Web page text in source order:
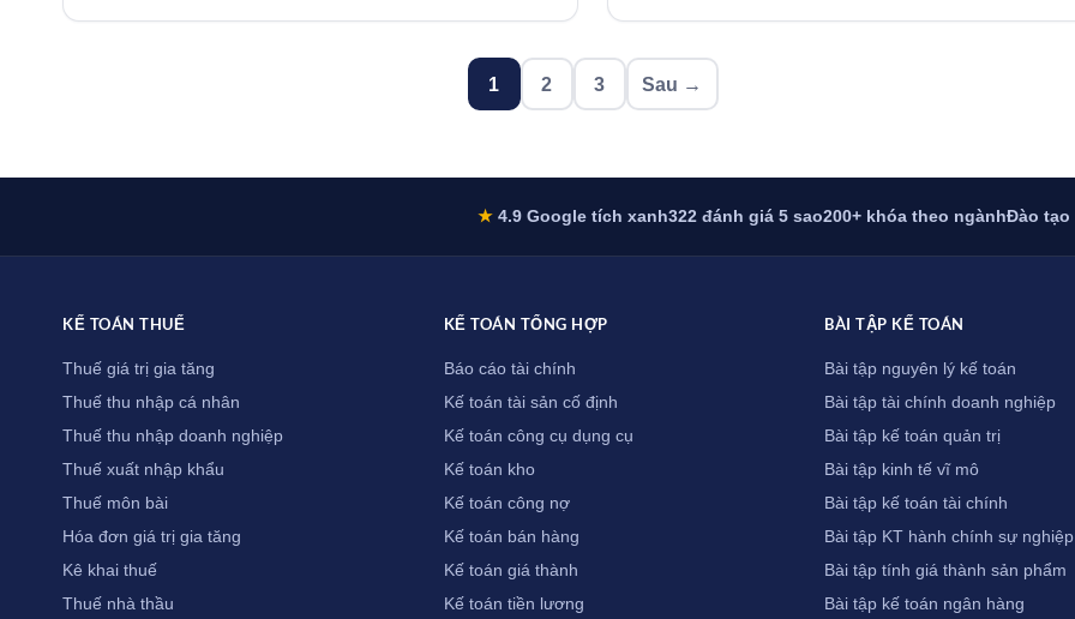
1 2 3 Sau →
★4.9 Google tích xanh322 đánh giá 5 sao200+ khóa theo ngànhĐào tạo
KẾ TOÁN THUẾ
Thuế giá trị gia tăng
Thuế thu nhập cá nhân
Thuế thu nhập doanh nghiệp
Thuế xuất nhập khẩu
Thuế môn bài
Hóa đơn giá trị gia tăng
Kê khai thuế
Thuế nhà thầu
KẾ TOÁN TỔNG HỢP
Báo cáo tài chính
Kế toán tài sản cố định
Kế toán công cụ dụng cụ
Kế toán kho
Kế toán công nợ
Kế toán bán hàng
Kế toán giá thành
Kế toán tiền lương
BÀI TẬP KẾ TOÁN
Bài tập nguyên lý kế toán
Bài tập tài chính doanh nghiệp
Bài tập kế toán quản trị
Bài tập kinh tế vĩ mô
Bài tập kế toán tài chính
Bài tập KT hành chính sự nghiệp
Bài tập tính giá thành sản phẩm
Bài tập kế toán ngân hàng